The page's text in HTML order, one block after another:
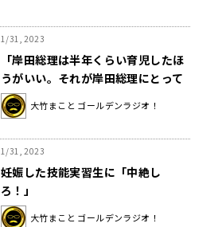
1/31, 2023
「岸田総理は半年くらい育児したほ
うがいい。それが岸田総理にとって
のリスキリング」小島慶子、岸田総
理のリスキリング提案
大竹まこと ゴールデンラジオ！
1/31, 2023
妊娠した技能実習生に「中絶し
ろ！」
大竹まこと ゴールデンラジオ！